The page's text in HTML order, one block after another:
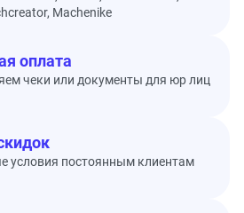
Machenike
оплата
чеки или документы для юр лиц
условия постоянным клиентам